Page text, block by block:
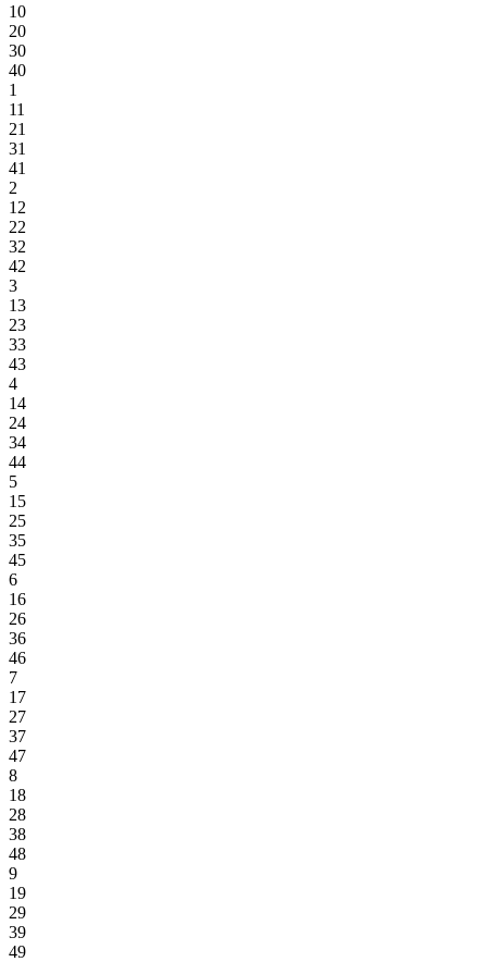
10
20
30
40
1
11
21
31
41
2
12
22
32
42
3
13
23
33
43
4
14
24
34
44
5
15
25
35
45
6
16
26
36
46
7
17
27
37
47
8
18
28
38
48
9
19
29
39
49